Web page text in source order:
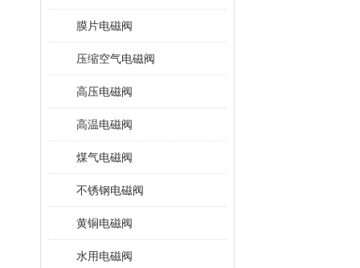
膜片电磁阀
压缩空气电磁阀
高压电磁阀
高温电磁阀
煤气电磁阀
不锈钢电磁阀
黄铜电磁阀
水用电磁阀